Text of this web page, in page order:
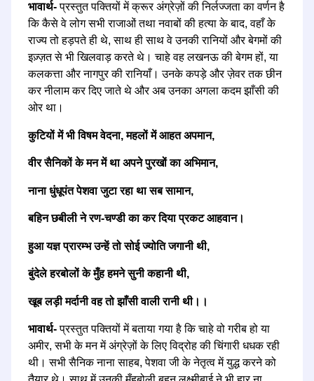
भावार्थ-प्रस्तुत पक्तियों में क्रूर अंग्रेज़ों की निर्लज्जता का वर्णन है
कि कैसे वे लोग सभी राजाओं तथा नवाबों की हत्या के बाद, वहाँ के
राज्य तो हड़पते ही थे, साथ ही साथ वे उनकी रानियों और बेगमों की
इज़्ज़त से भी खिलवाड़ करते थे। चाहे वह लखनऊ की बेगम हों, या
कलकत्ता और नागपुर की रानियाँ। उनके कपड़े और ज़ेवर तक छीन
कर नीलाम कर दिए जाते थे और अब उनका अगला कदम झाँसी की
ओर था।
कुटियों में भी विषम वेदना, महलों में आहत अपमान,
वीर सैनिकों के मन में था अपने पुरखों का अभिमान,
नाना धुंधूपंत पेशवा जुटा रहा था सब सामान,
बहिन छबीली ने रण-चण्डी का कर दिया प्रकट आहवान।
हुआ यज्ञ प्रारम्भ उन्हें तो सोई ज्योति जगानी थी,
बुंदेले हरबोलों के मुँह हमने सुनी कहानी थी,
खूब लड़ी मर्दानी वह तो झाँसी वाली रानी थी।।
भावार्थ-प्रस्तुत पक्तियों में बताया गया है कि चाहे वो गरीब हो या
अमीर, सभी के मन में अंग्रेज़ों के लिए विद्रोह की चिंगारी धधक रही
थी। सभी सैनिक नाना साहब, पेशवा जी के नेतृत्व में युद्ध करने को